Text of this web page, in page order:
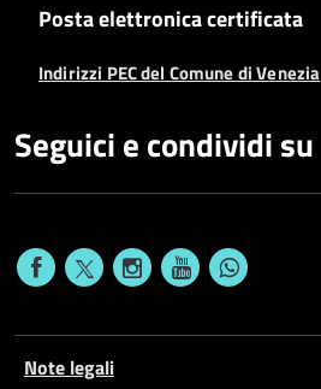
Posta elettronica certificata
Indirizzi PEC del Comune di Venezia
Seguici e condividi su
Note legali